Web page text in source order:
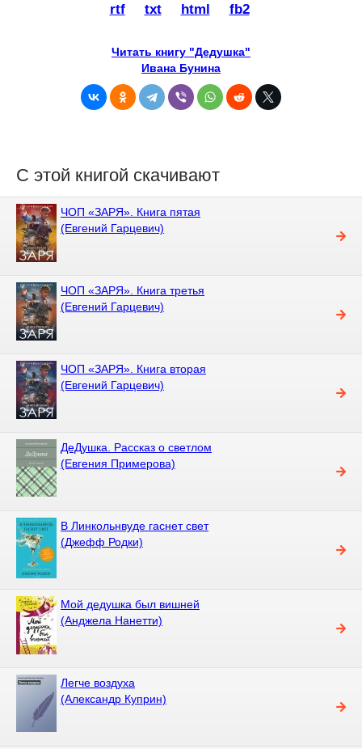
rtf txt html fb2
Читать книгу "Дедушка"
Ивана Бунина
С этой книгой скачивают
ЧОП «ЗАРЯ». Книга пятая
(Евгений Гарцевич)
ЧОП «ЗАРЯ». Книга третья
(Евгений Гарцевич)
ЧОП «ЗАРЯ». Книга вторая
(Евгений Гарцевич)
ДеДушка. Рассказ о светлом
(Евгения Примерова)
В Линкольнвуде гаснет свет
(Джефф Родки)
Мой дедушка был вишней
(Анджела Нанетти)
Легче воздуха
(Александр Куприн)